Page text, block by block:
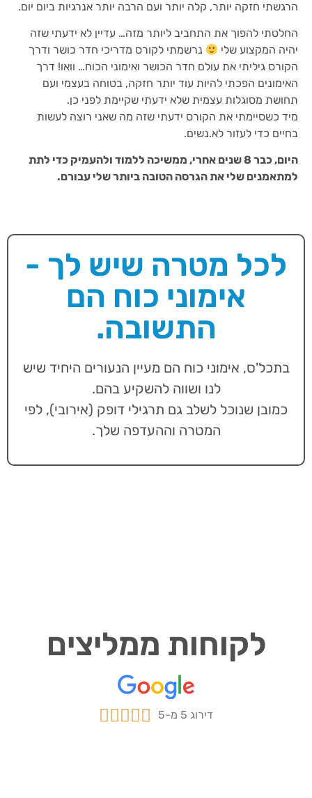
הרגשתי חזקה יותר, קלה יותר ועם הרבה יותר אנרגיות ביום יום.
החלטתי להפוך את התחביב ליותר מזה… עדיין לא ידעתי שזה
יהיה המקצוע שלי
נרשמתי לקורס מדריכי חדר כושר ודרך
הקורס גיליתי את עולם חדר הכושר ואימוני הכוח… וואו! דרך
האימונים הפכתי להיות עוד יותר חזקה, בטוחה בעצמי ועם
תחושת מסוגלות עצמית שלא ידעתי שקיימת לפני כן.
מיד כשסיימתי את הקורס ידעתי שזה מה שאני רוצה לעשות
בחיים כדי לעזור לא.נשים.
היום, כבר 8 שנים אחרי, ממשיכה ללמוד ולהעמיק כדי לתת
למתאמנים שלי את הגרסה הטובה ביותר שלי עבורם.
לכל מטרה שיש לך -
אימוני כוח הם
התשובה.
בתכל'ס, אימוני כוח הם מעיין הנעורים היחיד שיש
לנו ושווה להשקיע בהם.
כמובן שנוכל לשלב גם תרגילי דופק (אירובי), לפי
המטרה וההעדפה שלך.
לקוחות ממליצים
דירוג 5 מ-5 



